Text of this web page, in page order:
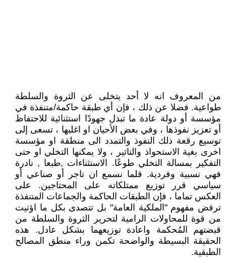
من المعروف انه لا أحد يتخلى عن الثروة والسلطة
طواعية. فضلا عن ذلك ، فإن أي طبقة حاكمة/متنفذة في
مؤسسة أو دولة عادة ما تبذل جهودًا استثنائية للاحتفاظ
أو تعزيز نفوذها ، وفي بعض الأحيان او اغلبها ، تسعى إلى
توسيع رقعة ذلك النفوذ والتمدد الى منطقة او مؤسسة
اخرى بغية الاستحواذ والتاثير ، ولا يمكنها التخلي او حتى
التفكير بمسالة التخلي طوعًا. الاستثناءات ,طبعا , نادرة
فهي نسبية وفردية. قلما نسمع ان تاجر أو صناعي أو
سياسي قرر توزيع ممتلكاته على المحتاجين. على
العكس تماما ، فإن الطبقات الحاكمة والجماعات المتنفذة
ترفض مفهوم "الملكية العامة" بل تتصدى بكل ما اؤتيت
من قوة للمحاولات الرامية لتحرير الثروة والسلطة من
قبضتهم المُحكمة واعادة توزيعهما بشكل عادل. هذه
الحقيقة البسيطة والواضحة تكمن وراء منطق المصالح
الطبقية.